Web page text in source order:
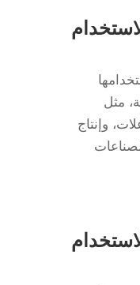
مثل
وإنتاج